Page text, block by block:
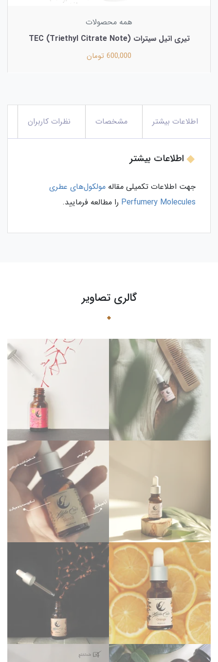
همه محصولات
تیری‌ اتیل سیترات (Triethyl Citrate Note) TEC
600,000 تومان
اطلاعات بیشتر مشخصات نظرات کاربران
اطلاعات بیشتر
جهت اطلاعات تکمیلی مقاله مولکول‌های عطری
Perfumery Molecules را مطالعه فرمایید.
گالری تصاویر